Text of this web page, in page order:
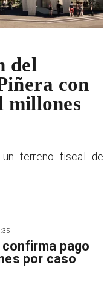
pago
por caso
del
con
millones
terreno fiscal de